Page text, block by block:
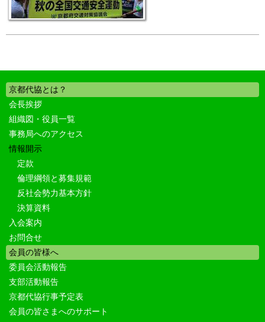
京都代協とは？
会長挨拶
組織図・役員一覧
事務局へのアクセス
情報開示
定款
倫理綱領と募集規範
反社会勢力基本方針
決算資料
入会案内
お問合せ
会員の皆様へ
委員会活動報告
支部活動報告
京都代協行事予定表
会員の皆さまへのサポート